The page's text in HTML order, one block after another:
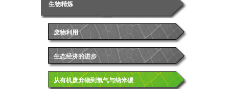
生物精炼
废物利用
生态经济的进步
从有机废弃物到氢气与纳米碳